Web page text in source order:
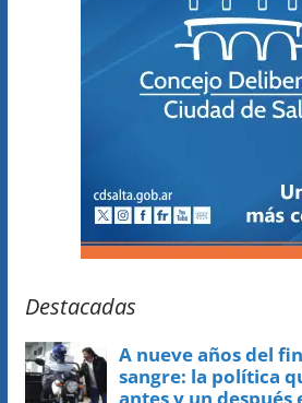
Destacadas